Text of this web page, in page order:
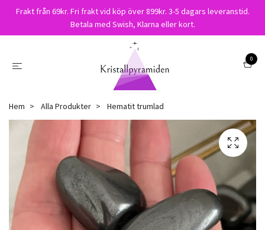
Frakt från 69kr. Fri frakt vid köp över 899kr. 3-5 dagars leveranstid.
Betala med Swish, Klarna eller kort.
0
Hem Alla Produkter Hematit trumlad